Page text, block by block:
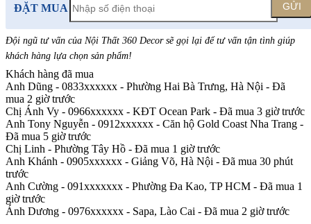
ĐẶT MUA GỬI
Đội ngũ tư vấn của Nội Thất 360 Decor sẽ gọi lại để tư vấn tận tình giúp
khách hàng lựa chọn sản phẩm!
Khách hàng đã mua
Anh Dũng - 0833xxxxxx - Phường Hai Bà Trưng, Hà Nội - Đã
mua 2 giờ trước
Chị Ánh Vy - 0966xxxxxx - KĐT Ocean Park - Đã mua 3 giờ trước
Anh Tony Nguyễn - 0912xxxxxx - Căn hộ Gold Coast Nha Trang -
Đã mua 5 giờ trước
Chị Linh - Phường Tây Hồ - Đã mua 1 giờ trước
Anh Khánh - 0905xxxxxx - Giảng Võ, Hà Nội - Đã mua 30 phút
trước
Anh Cường - 091xxxxxxx - Phường Đa Kao, TP HCM - Đã mua 1
giờ trước
Ánh Dương - 0976xxxxxx - Sapa, Lào Cai - Đã mua 2 giờ trước